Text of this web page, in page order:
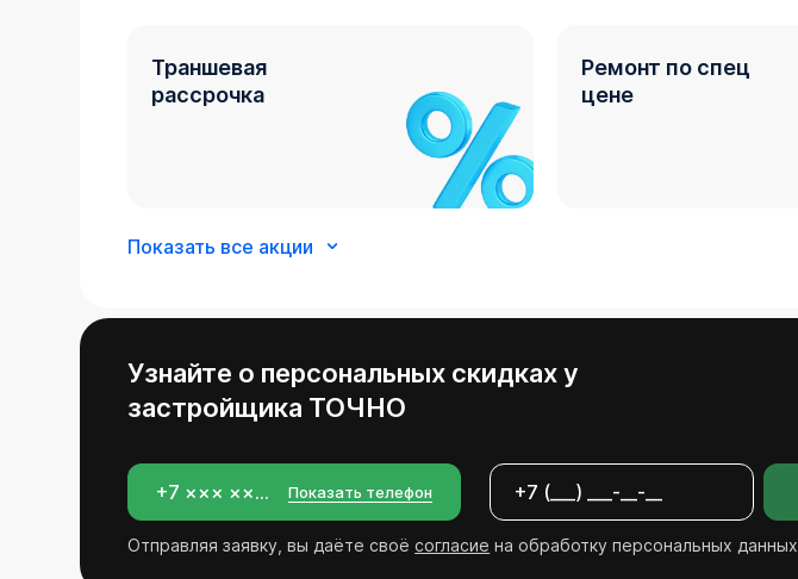
Траншевая
рассрочка
Ремонт по спец
цене
Рассрочка
в подарок
Показать все акции
Узнайте о персональных скидках у
застройщика ТОЧНО
+7 ××× ×××-××-××Показать телефон
Отправляя заявку, вы даёте своёсогласие на обработку персональных данных